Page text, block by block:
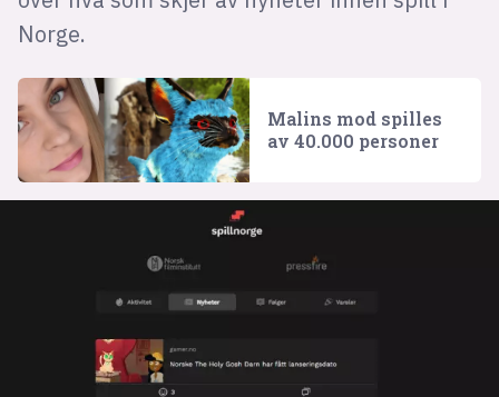
Norge.
Malins mod spilles
av 40.000 personer